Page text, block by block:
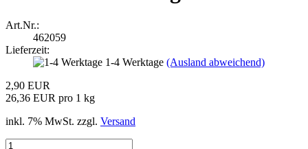
Art.Nr.:
462059
Lieferzeit:
1-4 Werktage (Ausland abweichend)
2,90 EUR
26,36 EUR pro 1 kg
inkl. 7% MwSt. zzgl. Versand